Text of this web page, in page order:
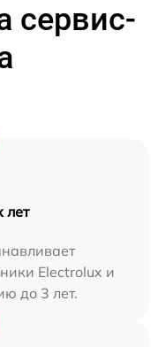
сервис-
лет
Electrolux и
до 3 лет.